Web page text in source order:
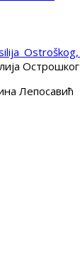
Острошког
Лепосавић